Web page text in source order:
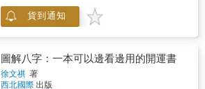
行具於其中矣。 水者，太陰也；火者，太陽
也；木者，少陽也；金者，少陰也；土者，
暑、晝夜、男女﹂，何一而非陰陽乎？即細微
如電子，亦有陰陽之分。由陰陽而析為四象，
木火金水，所以代表春夏秋冬四時之氣也。 ◎
貨到通知
圖解八字：一本可以邊看邊用的開運書
徐文祺 著
西北國際 出版